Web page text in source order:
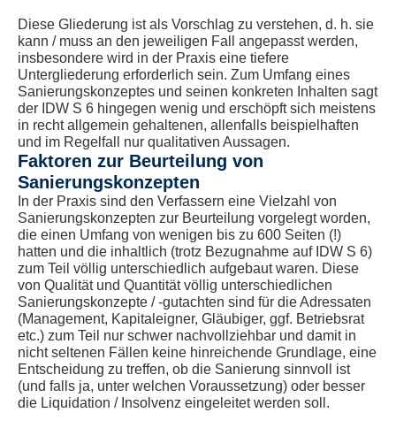
Diese Gliederung ist als Vorschlag zu verstehen, d. h. sie
kann / muss an den jeweiligen Fall angepasst werden,
insbesondere wird in der Praxis eine tiefere
Untergliederung erforderlich sein. Zum Umfang eines
Sanierungskonzeptes und seinen konkreten Inhalten sagt
der IDW S 6 hingegen wenig und erschöpft sich meistens
in recht allgemein gehaltenen, allenfalls beispielhaften
und im Regelfall nur qualitativen Aussagen.
Faktoren zur Beurteilung von
Sanierungskonzepten
In der Praxis sind den Verfassern eine Vielzahl von
Sanierungskonzepten zur Beurteilung vorgelegt worden,
die einen Umfang von wenigen bis zu 600 Seiten (!)
hatten und die inhaltlich (trotz Bezugnahme auf IDW S 6)
zum Teil völlig unterschiedlich aufgebaut waren. Diese
von Qualität und Quantität völlig unterschiedlichen
Sanierungskonzepte / -gutachten sind für die Adressaten
(Management, Kapitaleigner, Gläubiger, ggf. Betriebsrat
etc.) zum Teil nur schwer nachvollziehbar und damit in
nicht seltenen Fällen keine hinreichende Grundlage, eine
Entscheidung zu treffen, ob die Sanierung sinnvoll ist
(und falls ja, unter welchen Voraussetzung) oder besser
die Liquidation / Insolvenz eingeleitet werden soll.